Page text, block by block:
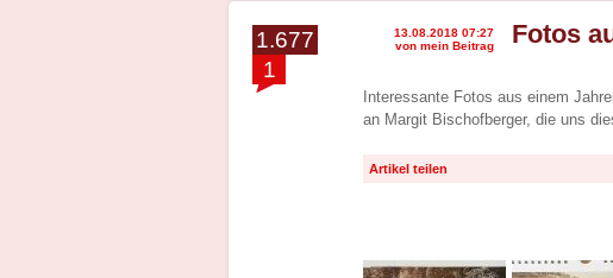
1.677
1
13.08.2018 07:27
von mein Beitrag
Fotos
Interessante Fotos aus einem
an Margit Bischofberger, die uns
Artikel teilen